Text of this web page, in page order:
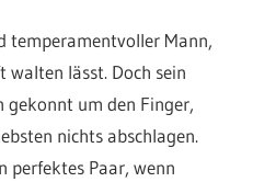
temperamentvoller Mann,
walten lässt. Doch sein
gekonnt um den Finger,
nichts abschlagen.
perfektes Paar, wenn